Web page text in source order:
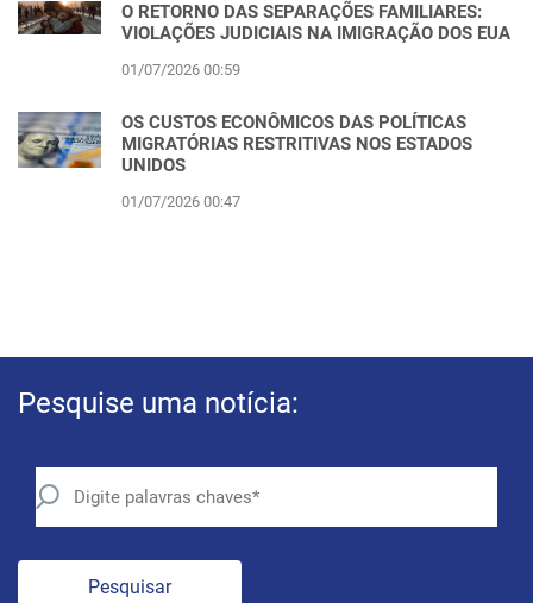
O RETORNO DAS SEPARAÇÕES FAMILIARES:
VIOLAÇÕES JUDICIAIS NA IMIGRAÇÃO DOS EUA
01/07/2026 00:59
OS CUSTOS ECONÔMICOS DAS POLÍTICAS
MIGRATÓRIAS RESTRITIVAS NOS ESTADOS
UNIDOS
01/07/2026 00:47
Pesquise uma notícia:
Pesquisar